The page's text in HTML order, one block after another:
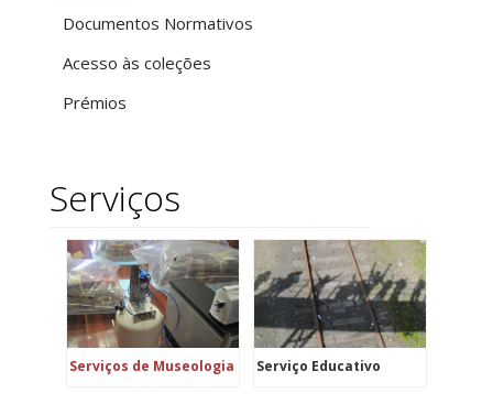
Documentos Normativos
Acesso às coleções
Prémios
Serviços
Serviços de Museologia Serviço Educativo